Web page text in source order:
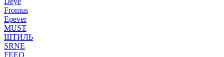
Fronius
Epever
MUST
ШТИЛЬ
SRNE
FEEO